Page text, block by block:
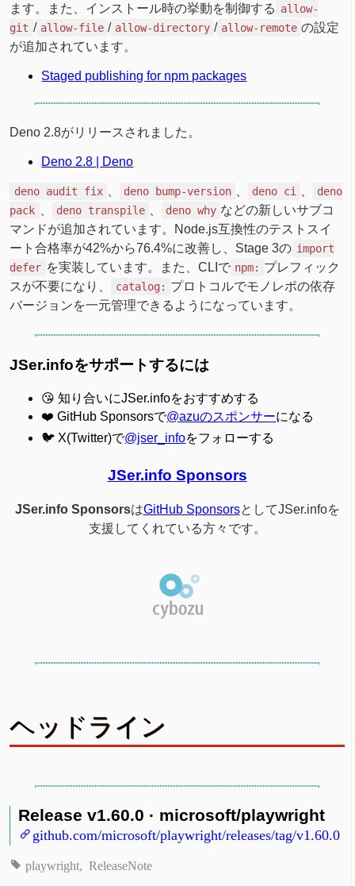
ます。また、インストール時の挙動を制御する allow-
git / allow-file / allow-directory / allow-remote の設定
が追加されています。
Staged publishing for npm packages
Deno 2.8がリリースされました。
Deno 2.8 | Deno
deno audit fix deno bump-version deno ci
deno
pack
deno transpile deno why などの新しいサブコ
マンドが追加されています。Node.js互換性のテストスイ
ート合格率が42%から76.4%に改善し、Stage 3の import
defer を実装しています。また、CLIで npm: プレフィック
スが不要になり、
catalog: プロトコルでモノレポの依存
バージョンを一元管理できるようになっています。
JSer.infoをサポートするには
😘 知り合いにJSer.infoをおすすめする
❤️ GitHub Sponsorsで@azuのスポンサーになる
🐦 X(Twitter)で@jser_infoをフォローする
JSer.info Sponsors
JSer.info SponsorsはGitHub SponsorsとしてJSer.infoを
支援してくれている方々です。
ヘッドライン
Release v1.60.0 · microsoft/playwright
github.com/microsoft/playwright/releases/tag/v1.60.0
playwright ReleaseNote